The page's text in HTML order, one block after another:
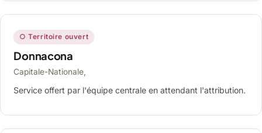
○ Territoire ouvert
Donnacona
Capitale-Nationale,
Service offert par l'équipe centrale en attendant l'attribution.